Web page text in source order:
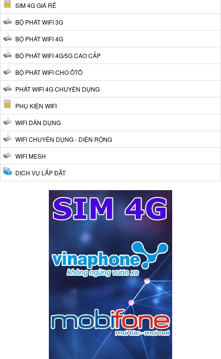
SIM 4G GIÁ RẺ
BỘ PHÁT WIFI 3G
BỘ PHÁT WIFI 4G
BỘ PHÁT WIFI 4G/5G CAO CẤP
BỘ PHÁT WIFI CHO ÔTÔ
PHÁT WIFI 4G CHUYÊN DỤNG
PHỤ KIỆN WIFI
WIFI DÂN DỤNG
WIFI CHUYÊN DỤNG - DIỆN RỘNG
WIFI MESH
DỊCH VỤ LẮP ĐẶT